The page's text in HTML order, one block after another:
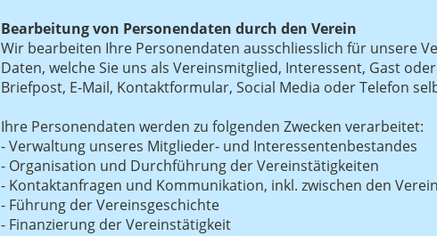
Bearbeitung von Personendaten durch den Verein
Wir bearbeiten Ihre Personendaten ausschliesslich für unsere
Daten, welche Sie uns als Vereinsmitglied, Interessent, Gast
Briefpost, E-Mail, Kontaktformular, Social Media oder Telefon
Ihre Personendaten werden zu folgenden Zwecken verarbeitet:
- Verwaltung unseres Mitglieder- und Interessentenbestandes
- Organisation und Durchführung der Vereinstätigkeiten
- Kontaktanfragen und Kommunikation, inkl. zwischen den
- Führung der Vereinsgeschichte
- Finanzierung der Vereinstätigkeit